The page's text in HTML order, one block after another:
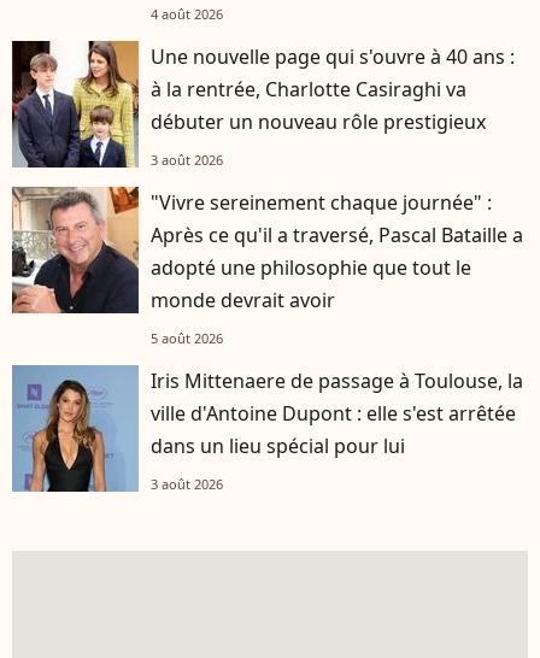
4 août 2026
Une nouvelle page qui s'ouvre à 40 ans :
à la rentrée, Charlotte Casiraghi va
débuter un nouveau rôle prestigieux
3 août 2026
"Vivre sereinement chaque journée" :
Après ce qu'il a traversé, Pascal Bataille a
adopté une philosophie que tout le
monde devrait avoir
5 août 2026
Iris Mittenaere de passage à Toulouse, la
ville d'Antoine Dupont : elle s'est arrêtée
dans un lieu spécial pour lui
3 août 2026